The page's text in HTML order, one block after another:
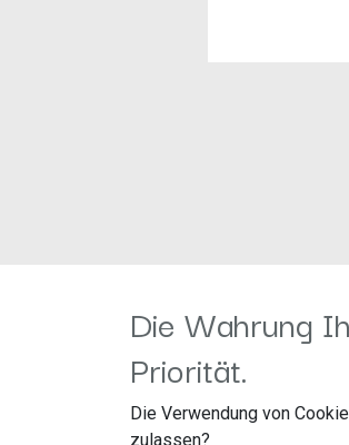
Die Wahrung
Priorität.
Die Verwendung von
zulassen?